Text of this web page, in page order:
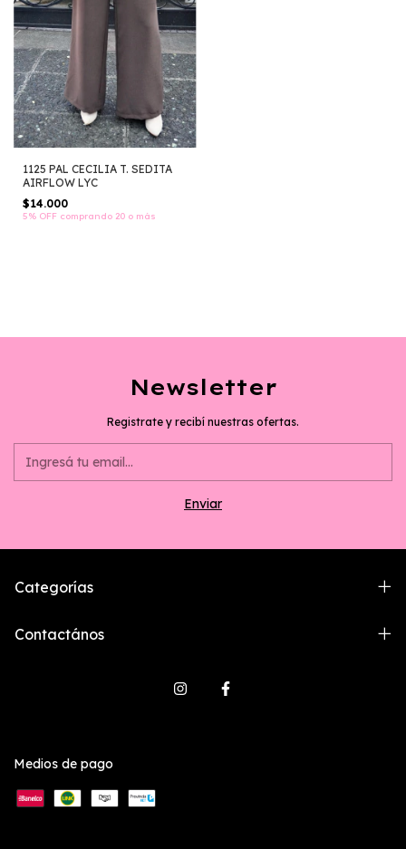
1125 PAL CECILIA T. SEDITA
AIRFLOW LYC
$14.000
5% OFF comprando 20 o más
Newsletter
Registrate y recibí nuestras ofertas.
Categorías
Contactános
Medios de pago